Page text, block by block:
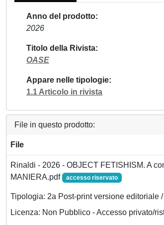
Anno del prodotto
2026
Titolo della Rivista
OASE
Appare nelle tipologie
1.1 Articolo in rivista
File in questo prodotto:
File
Rinaldi - 2026 - OBJECT FETISHISM. A
MANIERA.pdf
accesso riservato
Tipologia: 2a Post-print versione editoriale
Licenza: Non Pubblico - Accesso privato/